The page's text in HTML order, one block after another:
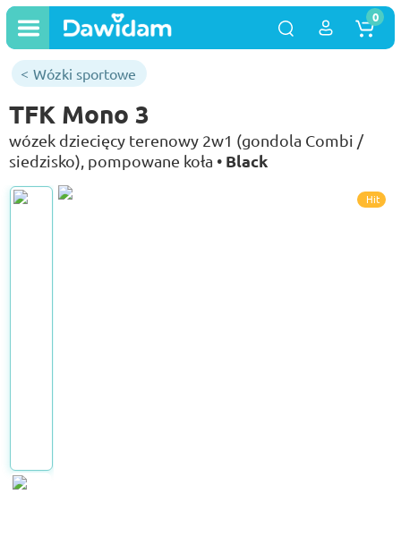
0
Wózki sportowe
TFK Mono 3
wózek dziecięcy terenowy 2w1 (gondola Combi /
siedzisko), pompowane koła • Black
Hit